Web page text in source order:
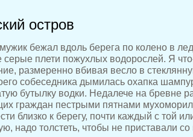
остров
бежал вдоль берега по колено в
плети пожухлых водорослей. Я
размеренно вбивая весло в
собеседника дымилась охапка
бутылку водки. Недалече на бревне
граждан пестрыми пятнами
близко к берегу, почти каждый с той
надо толстеть, чтобы не приставали